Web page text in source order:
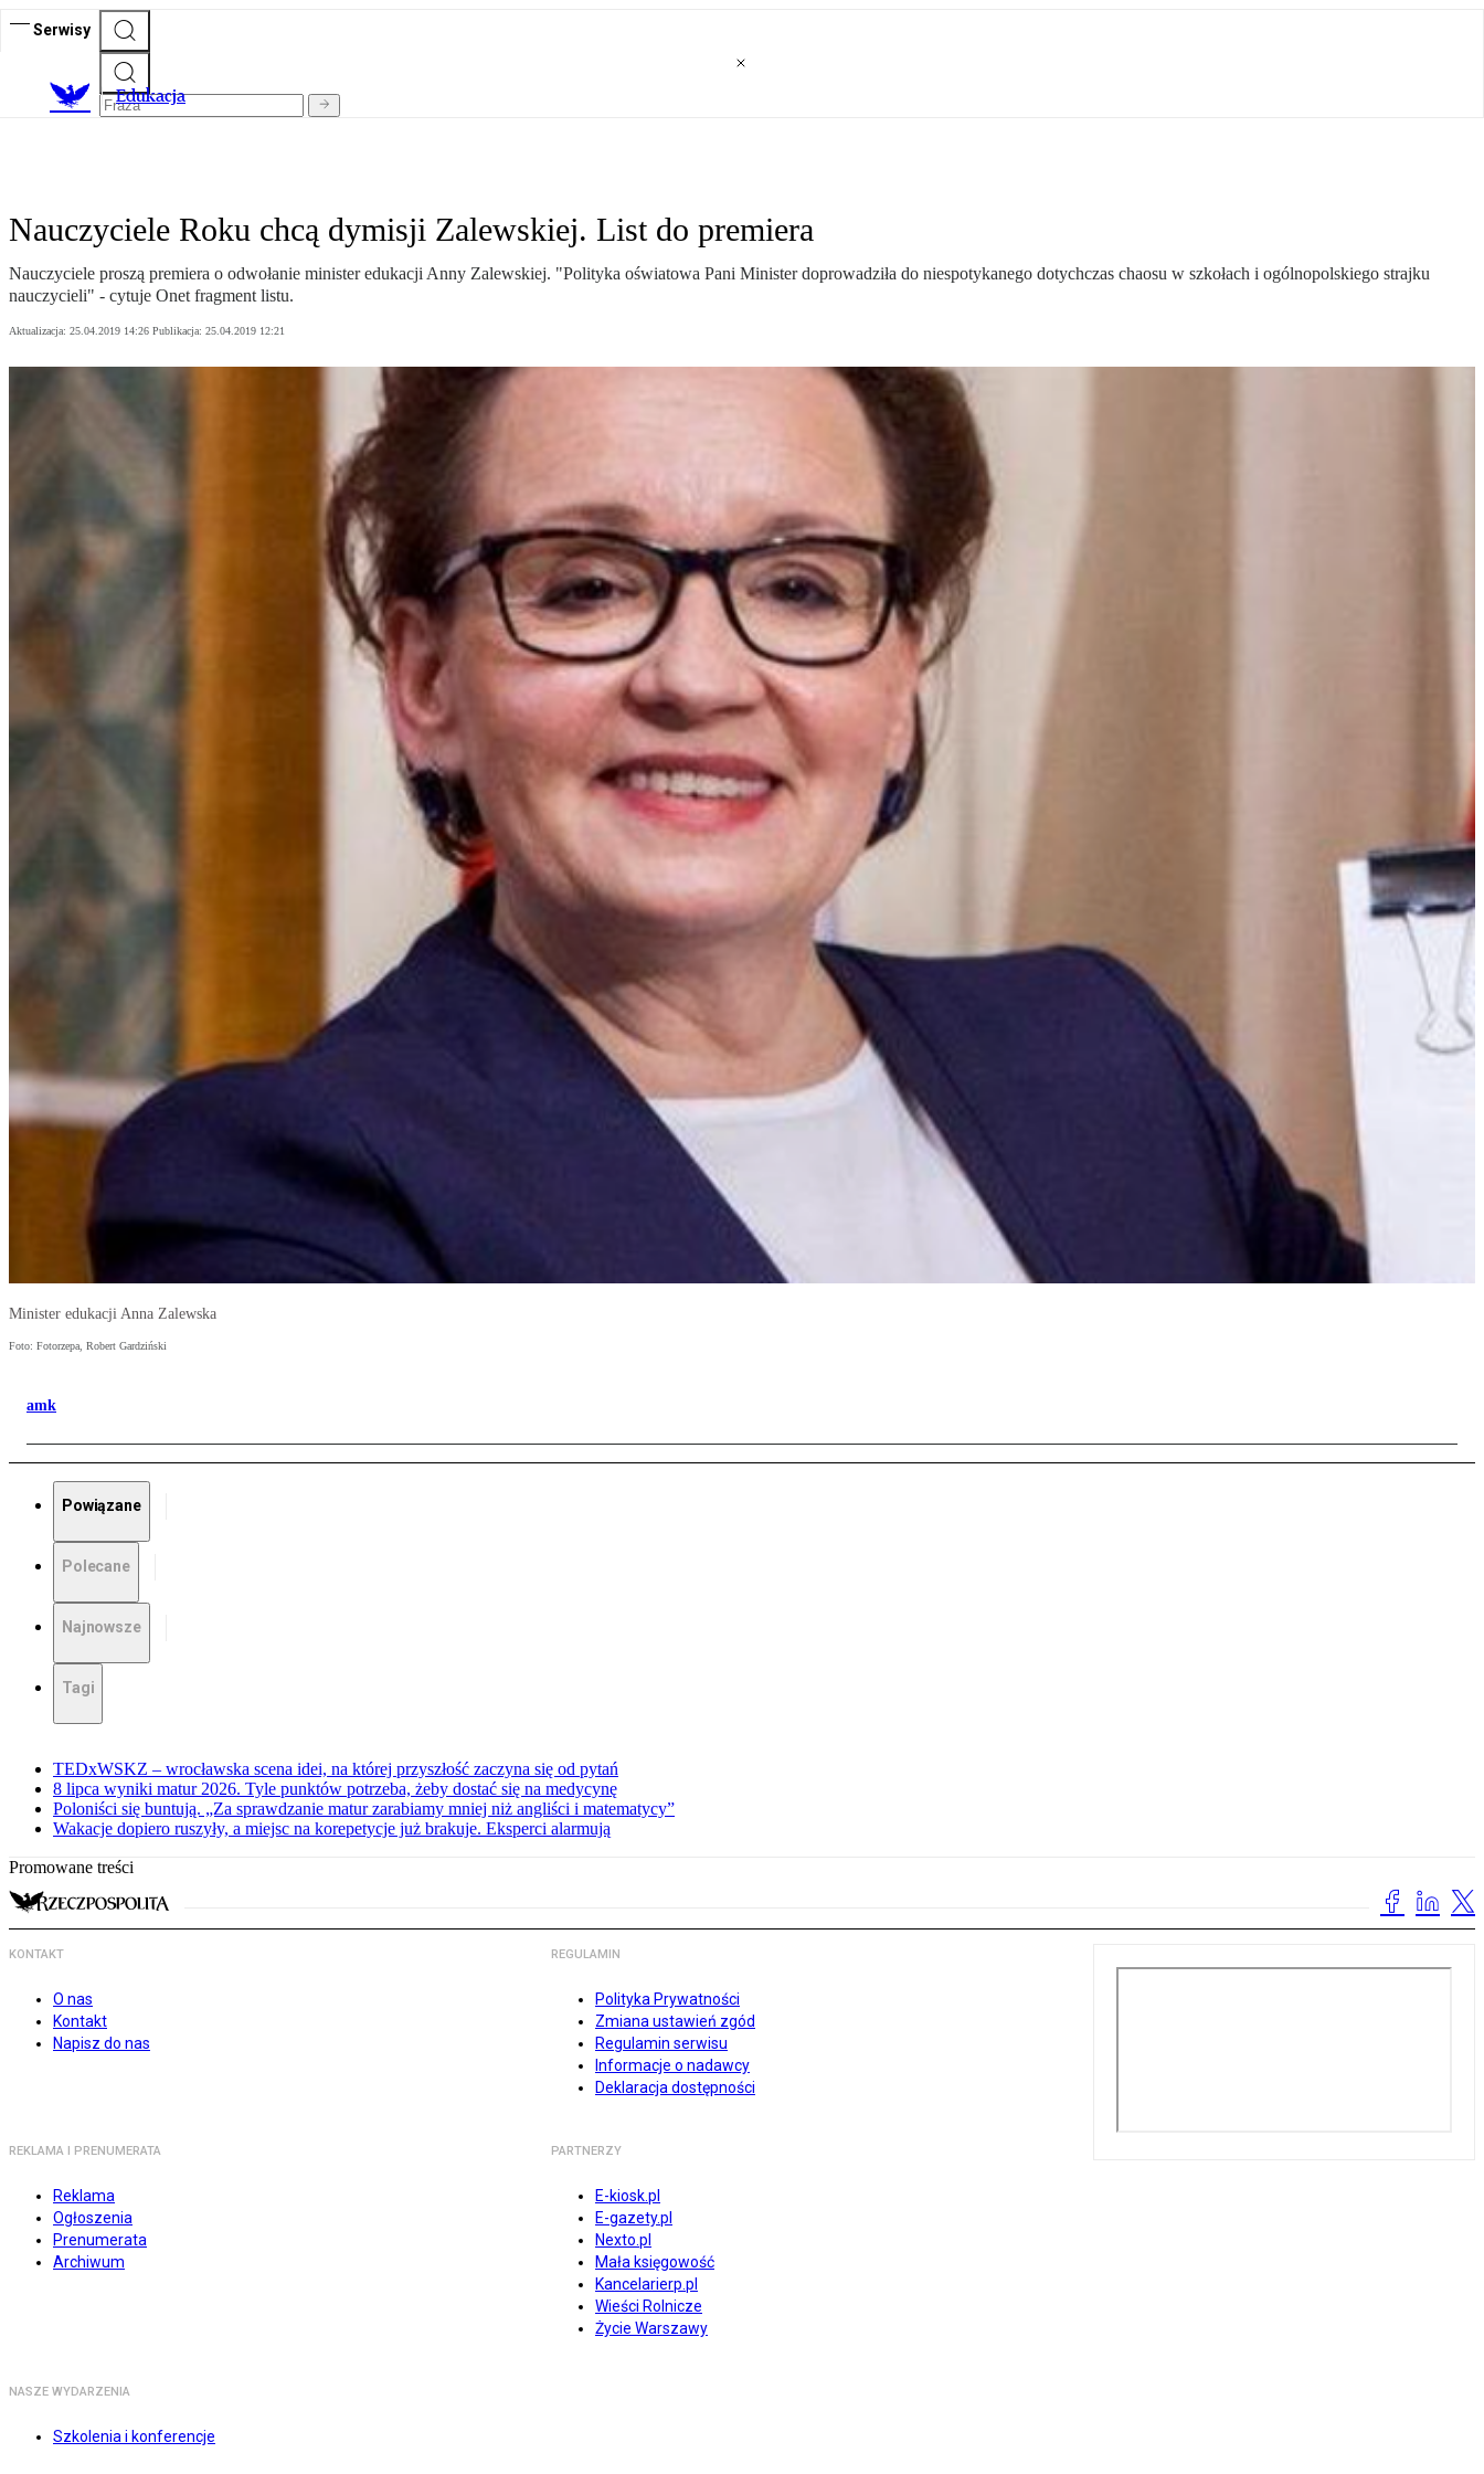
Serwisy
Edukacja
Nauczyciele Roku chcą dymisji Zalewskiej. List do premiera
Nauczyciele proszą premiera o odwołanie minister edukacji Anny Zalewskiej. "Polityka oświatowa Pani Minister doprowadziła do niespotykanego dotychczas chaosu w szkołach i ogólnopolskiego strajku
nauczycieli" - cytuje Onet fragment listu.
Aktualizacja: 25.04.2019 14:26 Publikacja: 25.04.2019 12:21
Minister edukacji Anna Zalewska
Foto: Fotorzepa, Robert Gardziński
amk
Powiązane
Polecane
Najnowsze
Tagi
TEDxWSKZ – wrocławska scena idei, na której przyszłość zaczyna się od pytań
8 lipca wyniki matur 2026. Tyle punktów potrzeba, żeby dostać się na medycynę
Poloniści się buntują. „Za sprawdzanie matur zarabiamy mniej niż angliści i matematycy”
Wakacje dopiero ruszyły, a miejsc na korepetycje już brakuje. Eksperci alarmują
Promowane treści
KONTAKT
O nas
Kontakt
Napisz do nas
REGULAMIN
Polityka Prywatności
Zmiana ustawień zgód
Regulamin serwisu
Informacje o nadawcy
Deklaracja dostępności
REKLAMA I PRENUMERATA
Reklama
Ogłoszenia
Prenumerata
Archiwum
PARTNERZY
E-kiosk.pl
E-gazety.pl
Nexto.pl
Mała księgowość
Kancelarierp.pl
Wieści Rolnicze
Życie Warszawy
NASZE WYDARZENIA
Szkolenia i konferencje